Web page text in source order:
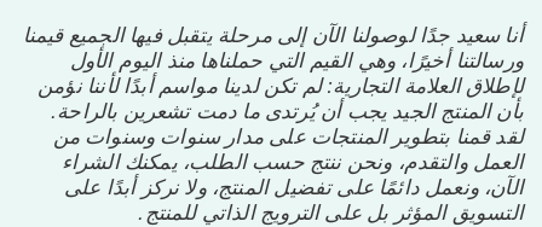
أنا سعيد جدًا لوصولنا الآن إلى مرحلة يتقبل فيها الجميع قيمنا
ورسالتنا أخيرًا، وهي القيم التي حملناها منذ اليوم الأول
لإطلاق العلامة التجارية: لم تكن لدينا مواسم أبدًا لأننا نؤمن
بأن المنتج الجيد يجب أن يُرتدى ما دمت تشعرين بالراحة.
لقد قمنا بتطوير المنتجات على مدار سنوات وسنوات من
العمل والتقدم، ونحن ننتج حسب الطلب، يمكنك الشراء
الآن، ونعمل دائمًا على تفضيل المنتج، ولا نركز أبدًا على
التسويق المؤثر بل على الترويج الذاتي للمنتج.